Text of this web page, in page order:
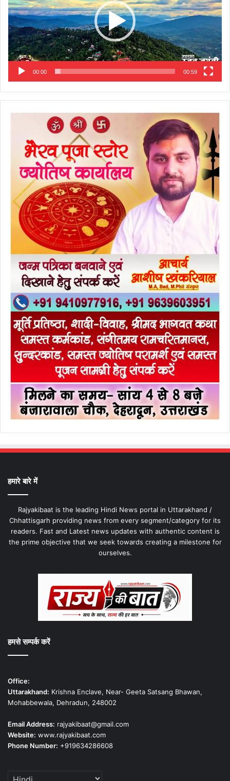
00:00 00:59
हमारे बारे में
Rajyakibaat is the leading Hindi News portal in Uttarakhand /
Chhattisgarh providing news from every segment/category for its
readers. Fast and Latest news updates with authentic content is
the prime objective that we seek towards creating a milestone for
ourselves.
हमसे सम्पर्क करें
Office:
Uttarakhand: Krishna Enclave, Near- Geeta Satsang Bhawan,
Mohabbewala, Dehradun, 248002
Email Address: rajyakibaat@gmail.com
Website: www.rajyakibaat.com
Phone Number: +919634286608